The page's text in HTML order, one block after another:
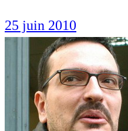
25 juin 2010